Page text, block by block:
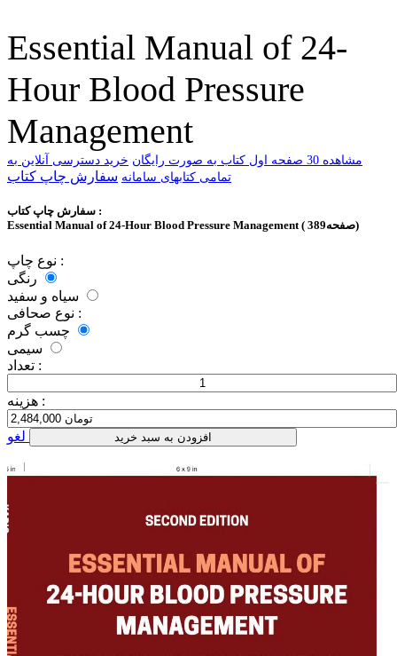
Essential Manual of 24-
Hour Blood Pressure
Management
ﻣﺸﺎﻫﺪﻩ 30 ﺻﻔﺤﻪ اﻭﻝ ﮐﺘﺎﺏ ﺑﻪ ﺻﻮﺭﺕ ﺭاﯾﮕﺎﻥ
خرید دسترسی آنلاین به
تمامی کتابهای سامانه سفارش چاپ کتاب
سفارش چاپ کتاب :
Essential Manual of 24-Hour Blood Pressure Management ( 389صفحه)
نوع چاپ :
رنگی
سیاه و سفید
نوع صحافی :
تعداد :
هزینه :
افزودن به سبد خرید